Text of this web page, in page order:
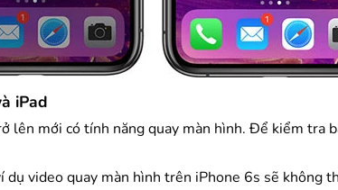
iPad
lên mới có tính năng quay màn hình. Để kiểm tra
video quay màn hình trên iPhone 6s sẽ không